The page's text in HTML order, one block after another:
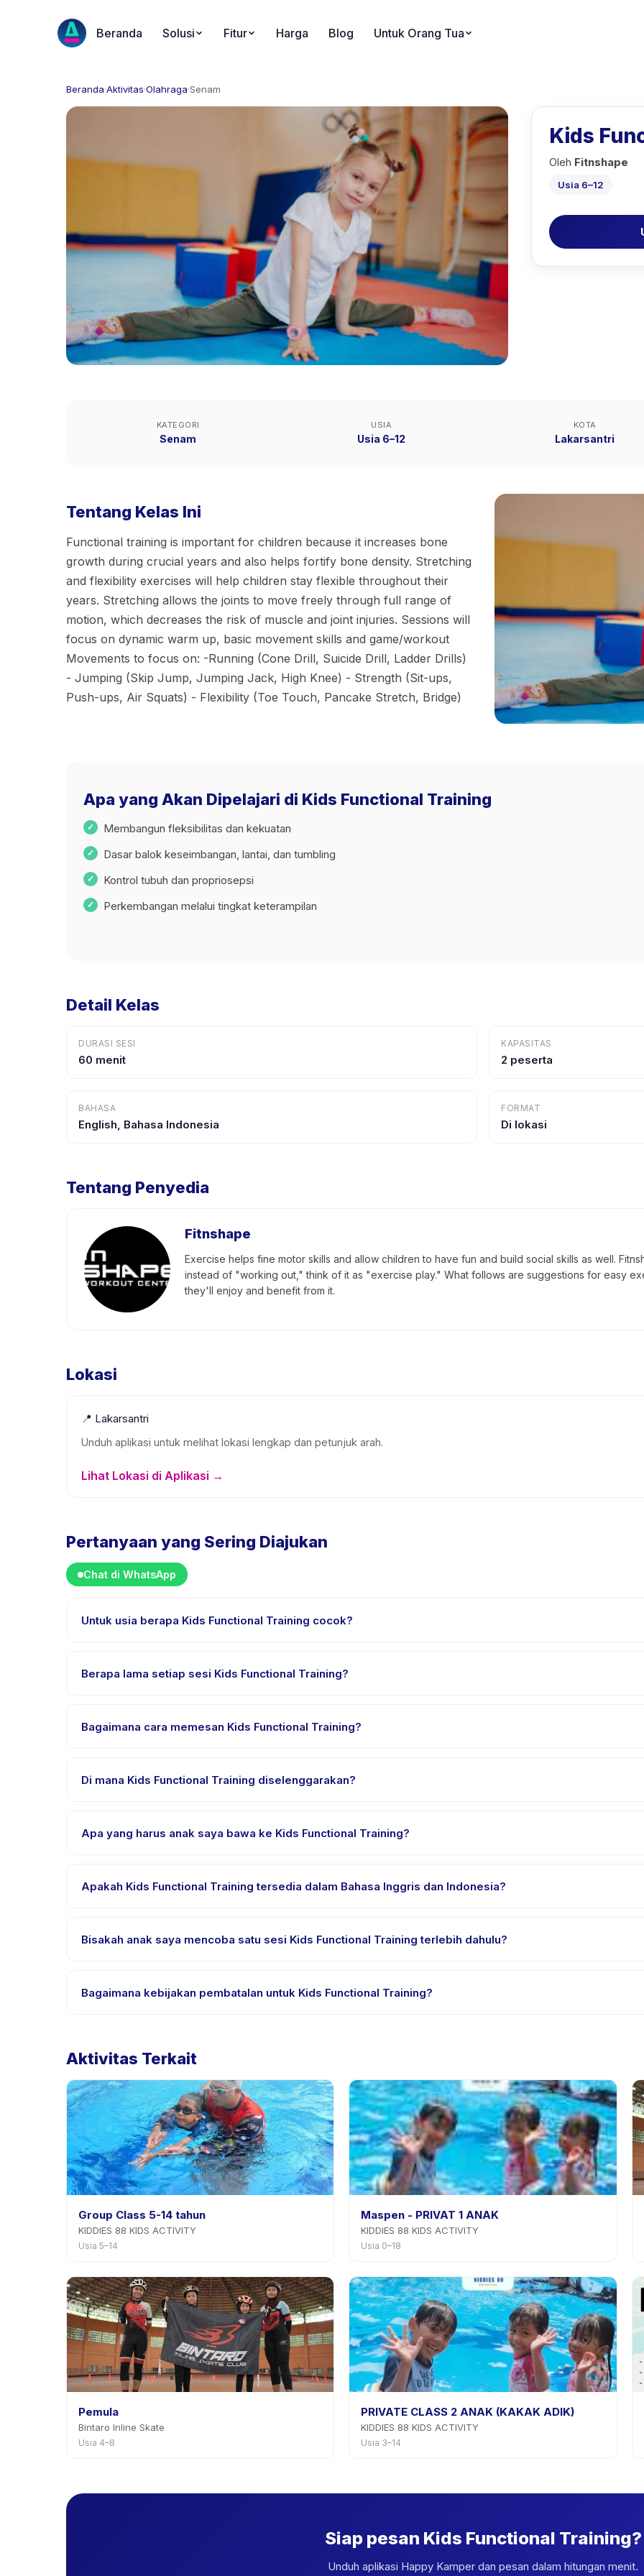
Beranda Solusi Fitur Harga Blog Untuk Orang Tua
Beranda·Aktivitas·Olahraga·Senam
Kids
Oleh Fitnshape
Usia 6–12
KATEGORI
Senam
USIA
Usia 6–12
KOTA
Lakarsantri
Tentang Kelas Ini
Functional training is important for children because it increases bone
growth during crucial years and also helps fortify bone density. Stretching
and flexibility exercises will help children stay flexible throughout their
years. Stretching allows the joints to move freely through full range of
motion, which decreases the risk of muscle and joint injuries. Sessions will
focus on dynamic warm up, basic movement skills and game/workout
Movements to focus on: -Running (Cone Drill, Suicide Drill, Ladder Drills)
- Jumping (Skip Jump, Jumping Jack, High Knee) - Strength (Sit-ups,
Push-ups, Air Squats) - Flexibility (Toe Touch, Pancake Stretch, Bridge)
Apa yang Akan Dipelajari di Kids Functional Training
Membangun fleksibilitas dan kekuatan
Dasar balok keseimbangan, lantai, dan tumbling
Kontrol tubuh dan propriosepsi
Perkembangan melalui tingkat keterampilan
Detail Kelas
DURASI SESI
60 menit
KAPASITAS
2 peserta
BAHASA
English, Bahasa Indonesia
FORMAT
Di lokasi
Tentang Penyedia
Fitnshape
Exercise helps fine motor skills and allow children to have fun and build social skills as well.
instead of "working out," think of it as "exercise play." What follows are suggestions for easy
they'll enjoy and benefit from it.
Lokasi
📍 Lakarsantri
Unduh aplikasi untuk melihat lokasi lengkap dan petunjuk arah.
Lihat Lokasi di Aplikasi →
Pertanyaan yang Sering Diajukan
Chat di WhatsApp
Untuk usia berapa Kids Functional Training cocok?
sehingga setiap anak mendapat tantangan yang sesuai.
Berapa lama setiap sesi Kids Functional Training?
Bagaimana cara memesan Kids Functional Training?
segera setelah pembayaran berhasil.
Di mana Kids Functional Training diselenggarakan?
Apa yang harus anak saya bawa ke Kids Functional Training?
pemesanan.
Apakah Kids Functional Training tersedia dalam Bahasa Inggris dan Indonesia?
untuk bahasa yang didukung.
Bisakah anak saya mencoba satu sesi Kids Functional Training terlebih dahulu?
Bagaimana kebijakan pembatalan untuk Kids Functional Training?
Aktivitas Terkait
Group Class 5-14 tahun
KIDDIES 88 KIDS ACTIVITY
Usia 5–14
Maspen - PRIVAT 1 ANAK
KIDDIES 88 KIDS ACTIVITY
Usia 0–18
Pemula
Bintaro Inline Skate
Usia 4–8
PRIVATE CLASS 2 ANAK (KAKAK ADIK)
KIDDIES 88 KIDS ACTIVITY
Usia 3–14
Siap pesan Kids Functional Training?
Unduh aplikasi Happy Kamper dan pesan dalam hitungan menit.